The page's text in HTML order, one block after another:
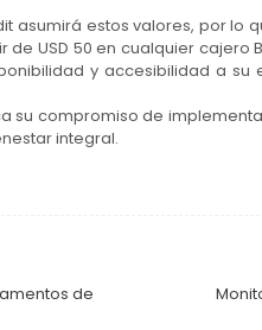
asumirá estos valores, por lo
USD 50 en cualquier cajero
y accesibilidad a su
su compromiso de
integral.
de